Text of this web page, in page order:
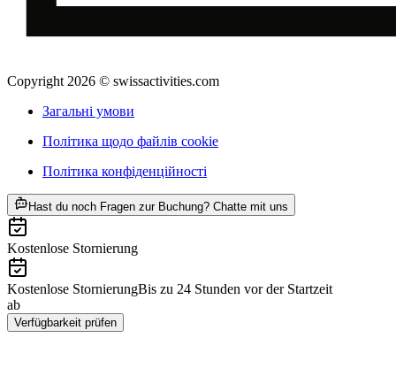
Copyright 2026 © swissactivities.com
Загальні умови
Політика щодо файлів cookie
Політика конфіденційності
Hast du noch Fragen zur Buchung? Chatte mit uns
Kostenlose Stornierung
Kostenlose StornierungBis zu 24 Stunden vor der Startzeit
ab
Verfügbarkeit prüfen